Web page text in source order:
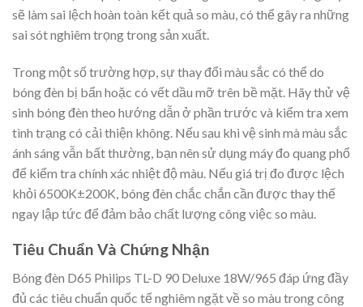
sẽ làm sai lệch hoàn toàn kết quả so màu, có thể gây ra những
sai sót nghiêm trọng trong sản xuất.
Trong một số trường hợp, sự thay đổi màu sắc có thể do
bóng đèn bị bẩn hoặc có vết dầu mỡ trên bề mặt. Hãy thử vệ
sinh bóng đèn theo hướng dẫn ở phần trước và kiểm tra xem
tình trạng có cải thiện không. Nếu sau khi vệ sinh mà màu sắc
ánh sáng vẫn bất thường, bạn nên sử dụng máy đo quang phổ
để kiểm tra chính xác nhiệt độ màu. Nếu giá trị đo được lệch
khỏi 6500K±200K, bóng đèn chắc chắn cần được thay thế
ngay lập tức để đảm bảo chất lượng công việc so màu.
Tiêu Chuẩn Và Chứng Nhận
Bóng đèn D65 Philips TL-D 90 Deluxe 18W/965 đáp ứng đầy
đủ các tiêu chuẩn quốc tế nghiêm ngặt về so màu trong công